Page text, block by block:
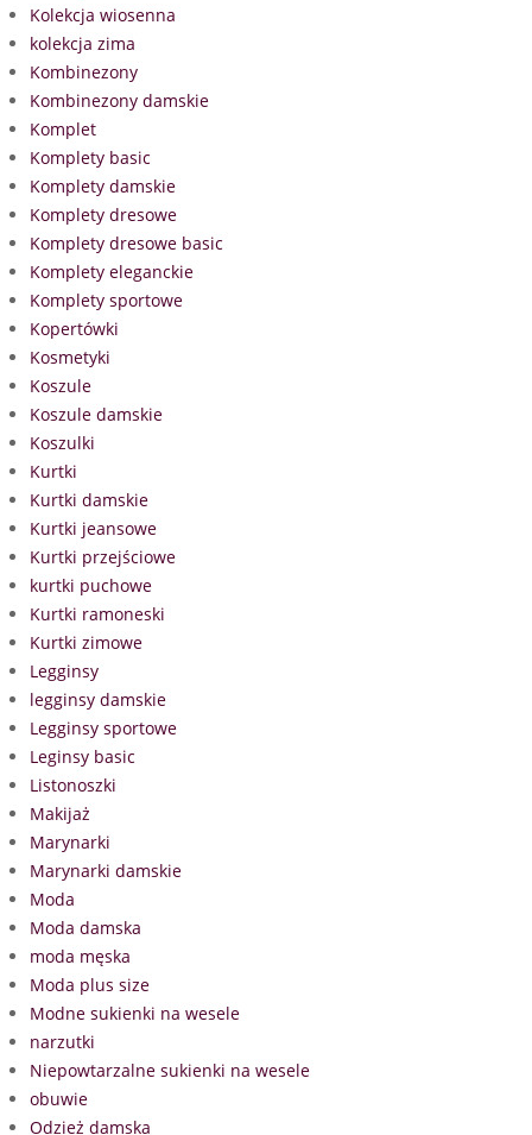
Kolekcja wiosenna
kolekcja zima
Kombinezony
Kombinezony damskie
Komplet
Komplety basic
Komplety damskie
Komplety dresowe
Komplety dresowe basic
Komplety eleganckie
Komplety sportowe
Kopertówki
Kosmetyki
Koszule
Koszule damskie
Koszulki
Kurtki
Kurtki damskie
Kurtki jeansowe
Kurtki przejściowe
kurtki puchowe
Kurtki ramoneski
Kurtki zimowe
Legginsy
legginsy damskie
Legginsy sportowe
Leginsy basic
Listonoszki
Makijaż
Marynarki
Marynarki damskie
Moda
Moda damska
moda męska
Moda plus size
Modne sukienki na wesele
narzutki
Niepowtarzalne sukienki na wesele
obuwie
Odzież damska